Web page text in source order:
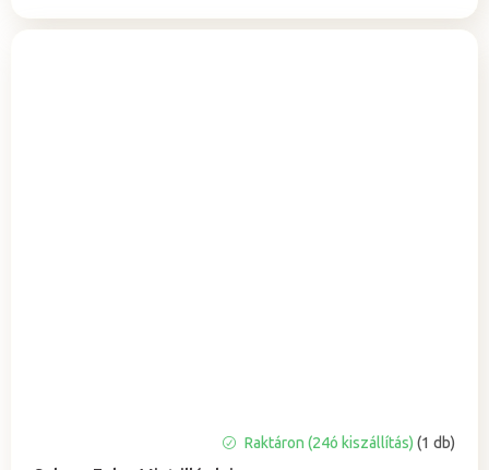
Raktáron (24ó kiszállítás) (1 db)